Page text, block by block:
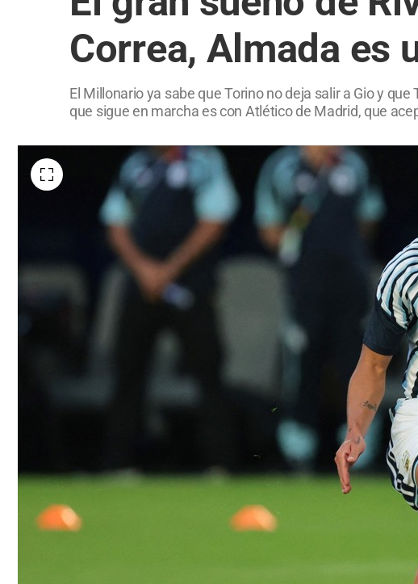
Correa, Almada es
El Millonario ya sabe que Torino no deja salir a Gio y
que sigue en marcha es con Atlético de Madrid, que